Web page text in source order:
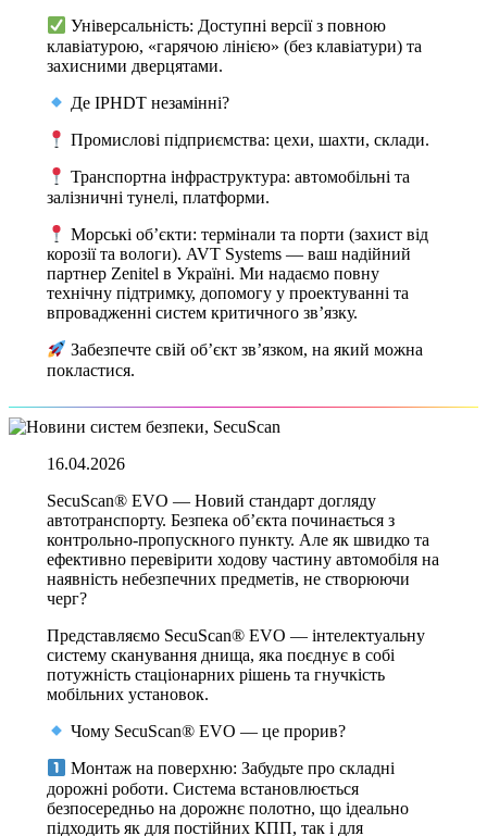
Універсальність: Доступні версії з повною
клавіатурою, «гарячою лінією» (без клавіатури) та
захисними дверцятами.
Де IPHDT незамінні?
Промислові підприємства: цехи, шахти, склади.
Транспортна інфраструктура: автомобільні та
залізничні тунелі, платформи.
Морські об’єкти: термінали та порти (захист від
корозії та вологи). AVT Systems — ваш надійний
партнер Zenitel в Україні. Ми надаємо повну
технічну підтримку, допомогу у проектуванні та
впровадженні систем критичного зв’язку.
Забезпечте свій об’єкт зв’язком, на який можна
покластися.
16.04.2026
SecuScan® EVO — Новий стандарт догляду
автотранспорту. Безпека об’єкта починається з
контрольно-пропускного пункту. Але як швидко та
ефективно перевірити ходову частину автомобіля на
наявність небезпечних предметів, не створюючи
черг?
Представляємо SecuScan® EVO — інтелектуальну
систему сканування днища, яка поєднує в собі
потужність стаціонарних рішень та гнучкість
мобільних установок.
Чому SecuScan® EVO — це прорив?
Монтаж на поверхню: Забудьте про складні
дорожні роботи. Система встановлюється
безпосередньо на дорожнє полотно, що ідеально
підходить як для постійних КПП, так і для